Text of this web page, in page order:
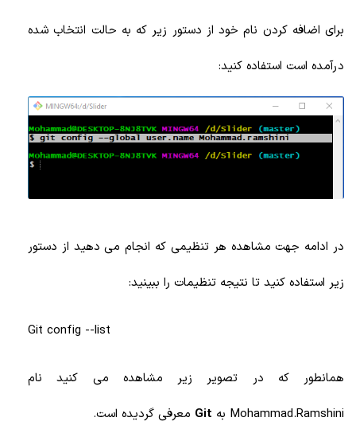
برای اضافه کردن نام خود از دستور زیر که به حالت انتخاب شده
درآمده است استفاده کنید:
در ادامه جهت مشاهده هر تنظیمی که انجام می دهید از دستور
زیر استفاده کنید تا نتیجه تنظیمات را ببینید:
Git config --list
همانطور که در تصویر زیر مشاهده می کنید نام
Mohammad.Ramshini به
Git معرفی گردیده است.